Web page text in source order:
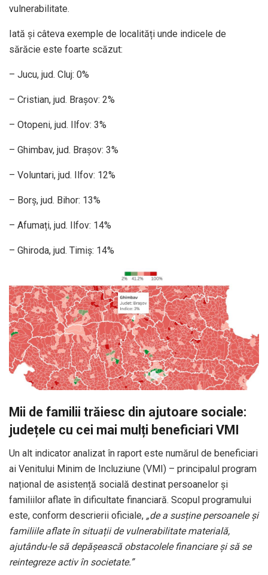
vulnerabilitate.
Iată și câteva exemple de localități unde indicele de
sărăcie este foarte scăzut:
– Jucu, jud. Cluj: 0%
– Cristian, jud. Brașov: 2%
– Otopeni, jud. Ilfov: 3%
– Ghimbav, jud. Brașov: 3%
– Voluntari, jud. Ilfov: 12%
– Borș, jud. Bihor: 13%
– Afumați, jud. Ilfov: 14%
– Ghiroda, jud. Timiș: 14%
Mii de familii trăiesc din ajutoare sociale:
județele cu cei mai mulți beneficiari VMI
Un alt indicator analizat în raport este numărul de beneficiari
ai Venitului Minim de Incluziune (VMI) – principalul program
național de asistență socială destinat persoanelor și
familiilor aflate în dificultate financiară. Scopul programului
este, conform descrierii oficiale, „de a susține persoanele și
familiile aflate în situații de vulnerabilitate materială,
ajutându-le să depășească obstacolele financiare și să se
reintegreze activ în societate.”